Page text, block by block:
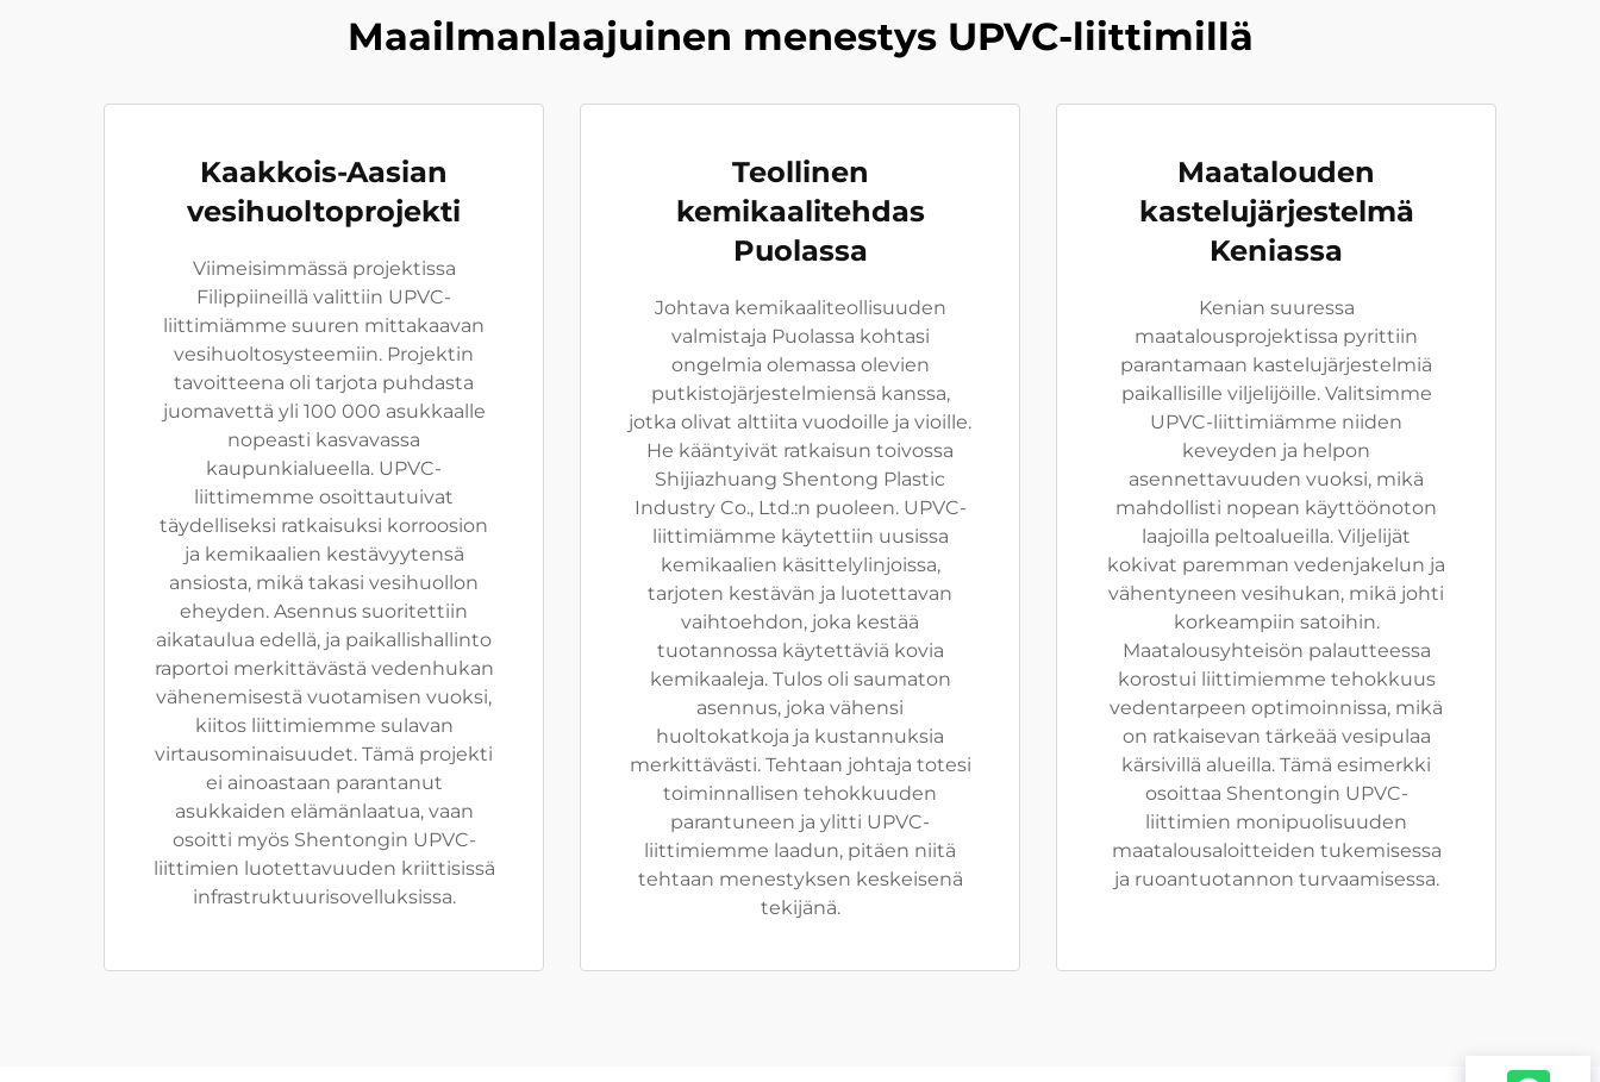
Maailmanlaajuinen menestys UPVC-liittimillä
Kaakkois-Aasian
vesihuoltoprojekti
Viimeisimmässä projektissa
Filippiineillä valittiin UPVC-
liittimiämme suuren mittakaavan
vesihuoltosysteemiin. Projektin
tavoitteena oli tarjota puhdasta
juomavettä yli 100 000 asukkaalle
nopeasti kasvavassa
kaupunkialueella. UPVC-
liittimemme osoittautuivat
täydelliseksi ratkaisuksi korroosion
ja kemikaalien kestävyytensä
ansiosta, mikä takasi vesihuollon
eheyden. Asennus suoritettiin
aikataulua edellä, ja paikallishallinto
raportoi merkittävästä vedenhukan
vähenemisestä vuotamisen vuoksi,
kiitos liittimiemme sulavan
virtausominaisuudet. Tämä projekti
ei ainoastaan parantanut
asukkaiden elämänlaatua, vaan
osoitti myös Shentongin UPVC-
liittimien luotettavuuden kriittisissä
infrastruktuurisovelluksissa.
Teollinen
kemikaalitehdas
Puolassa
Johtava kemikaaliteollisuuden
valmistaja Puolassa kohtasi
ongelmia olemassa olevien
putkistojärjestelmiensä kanssa,
jotka olivat alttiita vuodoille ja vioille.
He kääntyivät ratkaisun toivossa
Shijiazhuang Shentong Plastic
Industry Co., Ltd.:n puoleen. UPVC-
liittimiämme käytettiin uusissa
kemikaalien käsittelylinjoissa,
tarjoten kestävän ja luotettavan
vaihtoehdon, joka kestää
tuotannossa käytettäviä kovia
kemikaaleja. Tulos oli saumaton
asennus, joka vähensi
huoltokatkoja ja kustannuksia
merkittävästi. Tehtaan johtaja totesi
toiminnallisen tehokkuuden
parantuneen ja ylitti UPVC-
liittimiemme laadun, pitäen niitä
tehtaan menestyksen keskeisenä
tekijänä.
Maatalouden
kastelujärjestelmä
Keniassa
Kenian suuressa
maatalousprojektissa pyrittiin
parantamaan kastelujärjestelmiä
paikallisille viljelijöille. Valitsimme
UPVC-liittimiämme niiden
keveyden ja helpon
asennettavuuden vuoksi, mikä
mahdollisti nopean käyttöönoton
laajoilla peltoalueilla. Viljelijät
kokivat paremman vedenjakelun ja
vähentyneen vesihukan, mikä johti
korkeampiin satoihin.
Maatalousyhteisön palautteessa
korostui liittimiemme tehokkuus
vedentarpeen optimoinnissa, mikä
on ratkaisevan tärkeää vesipulaa
kärsivillä alueilla. Tämä esimerkki
osoittaa Shentongin UPVC-
liittimien monipuolisuuden
maatalousaloitteiden tukemisessa
ja ruoantuotannon turvaamisessa.